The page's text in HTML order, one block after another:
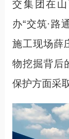
交集团在
办“交筑·路
施工现场薛
物挖掘背后
保护方面采